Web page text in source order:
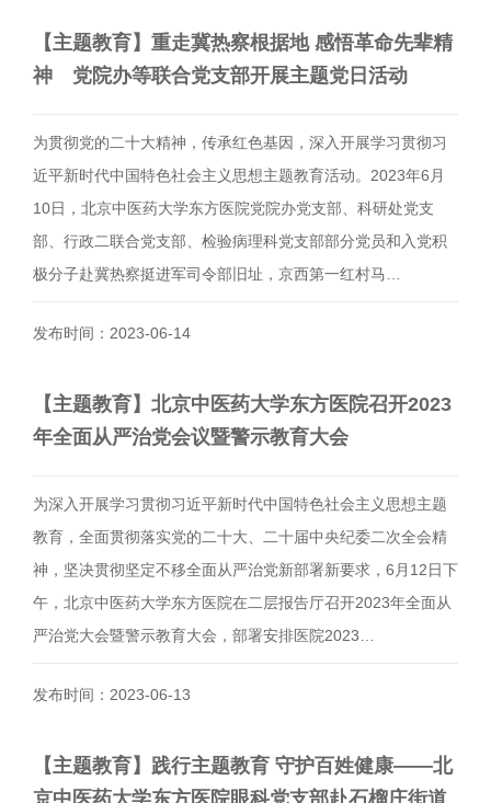
【主题教育】重走冀热察根据地 感悟革命先辈精
神 党院办等联合党支部开展主题党日活动
为贯彻党的二十大精神，传承红色基因，深入开展学习贯彻习
近平新时代中国特色社会主义思想主题教育活动。2023年6月
10日，北京中医药大学东方医院党院办党支部、科研处党支
部、行政二联合党支部、检验病理科党支部部分党员和入党积
极分子赴冀热察挺进军司令部旧址，京西第一红村马…
发布时间：2023-06-14
【主题教育】北京中医药大学东方医院召开2023
年全面从严治党会议暨警示教育大会
为深入开展学习贯彻习近平新时代中国特色社会主义思想主题
教育，全面贯彻落实党的二十大、二十届中央纪委二次全会精
神，坚决贯彻坚定不移全面从严治党新部署新要求，6月12日下
午，北京中医药大学东方医院在二层报告厅召开2023年全面从
严治党大会暨警示教育大会，部署安排医院2023…
发布时间：2023-06-13
【主题教育】践行主题教育 守护百姓健康——北
京中医药大学东方医院眼科党支部赴石榴庄街道